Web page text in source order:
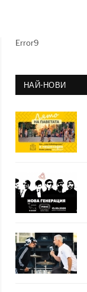
Error9
НАЙ-НОВИ